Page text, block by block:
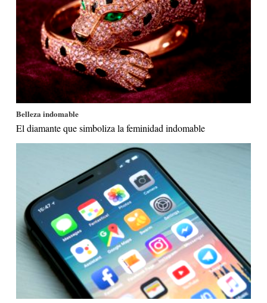
Belleza indomable
El diamante que simboliza la feminidad indomable